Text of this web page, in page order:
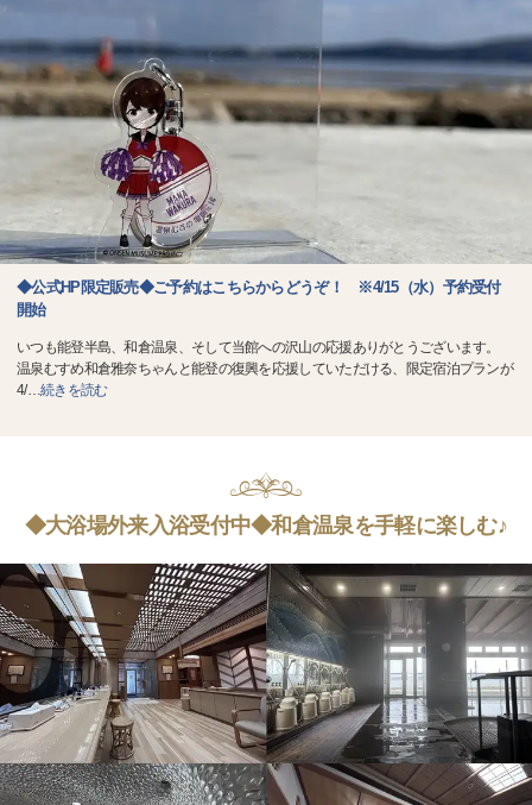
◆公式HP限定販売◆ご予約はこちらからどうぞ！ ※4/15（水）予約受付
開始
いつも能登半島、和倉温泉、そして当館への沢山の応援ありがとうございます。
温泉むすめ和倉雅奈ちゃんと能登の復興を応援していただける、限定宿泊プランが
4/…続きを読む
◆大浴場外来入浴受付中◆和倉温泉を手軽に楽しむ♪